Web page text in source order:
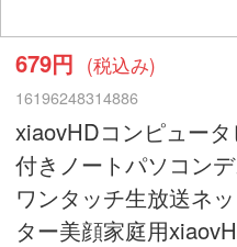
679円 (税込み)
16196248314886
xiaovHDコンピュー
付きノートパソコン
ワンタッチ生放送ネ
ター美顔家庭用